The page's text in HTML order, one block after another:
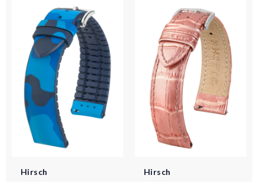
Hirsch Hirsch